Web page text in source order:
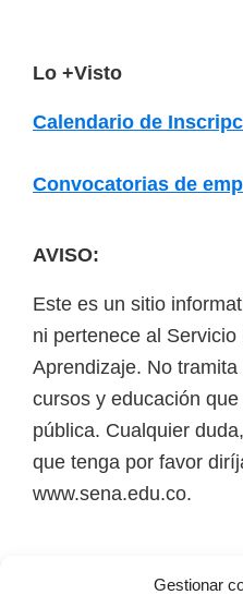
Lo +Visto
Calendario de
Convocatorias de
AVISO:
Este es un sitio
ni pertenece al Servicio
Aprendizaje. No
cursos y educación
pública. Cualquier
que tenga por favor
www.sena.edu.co.
Gestionar